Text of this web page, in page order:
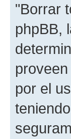
"Borrar
phpBB,
por el